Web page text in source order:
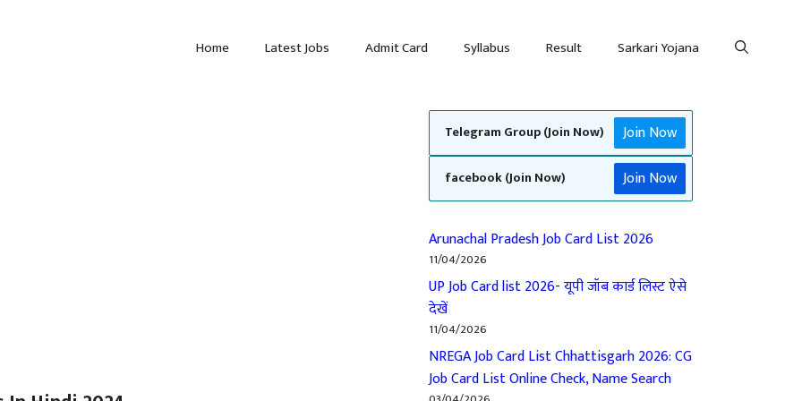
Home Latest Jobs Admit Card Syllabus Result Sarkari Yojana
Telegram Group (Join Now) Join Now
facebook (Join Now) Join Now
Arunachal Pradesh Job Card List 2026
11/04/2026
UP Job Card list 2026- यूपी जॉब कार्ड लिस्ट ऐसे
देखें
11/04/2026
NREGA Job Card List Chhattisgarh 2026: CG
Job Card List Online Check, Name Search